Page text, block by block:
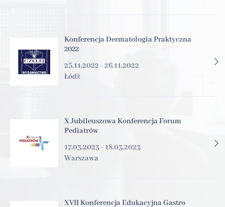
Konferencja Dermatologia Praktyczna
2022
25.11.2022 - 26.11.2022
Łódź
X Jubileuszowa Konferencja Forum
Pediatrów
17.03.2023 - 18.03.2023
Warszawa
XVII Konferencja Edukacyjna Gastro